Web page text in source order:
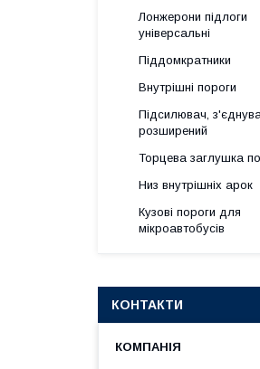
Лонжерони підлоги
універсальні
Піддомкратники
Внутрішні пороги
Підсилювач,
розширений
Торцева заглушка
Низ внутрішніх арок
Кузові пороги для
мікроавтобусів
КОНТАКТИ